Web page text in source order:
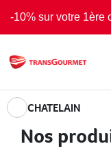
-10% sur votre 1ère
CHATELAIN
Nos